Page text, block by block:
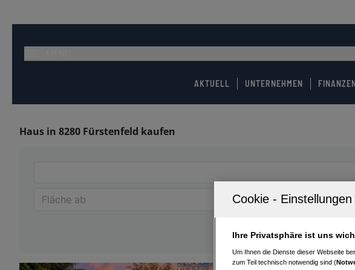
AKTUELL UNTERNEHMEN
Haus in 8280 Fürstenfeld kaufen
Ihre Privatsphäre ist uns
Um Ihnen die Dienste dieser Webseite
zum Teil technisch notwendig sind (